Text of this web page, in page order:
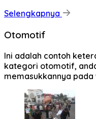
Selengkapnya
Otomotif
Ini adalah contoh
kategori otomotif,
memasukkannya pada